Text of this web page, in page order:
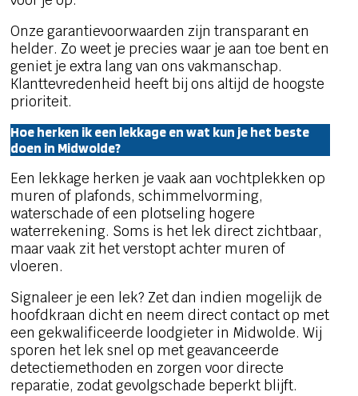
Onze garantievoorwaarden zijn transparant en
helder. Zo weet je precies waar je aan toe bent en
geniet je extra lang van ons vakmanschap.
Klanttevredenheid heeft bij ons altijd de hoogste
prioriteit.
Hoe herken ik een lekkage en wat kun je het beste
doen in Midwolde?
Een lekkage herken je vaak aan vochtplekken op
muren of plafonds, schimmelvorming,
waterschade of een plotseling hogere
waterrekening. Soms is het lek direct zichtbaar,
maar vaak zit het verstopt achter muren of
vloeren.
Signaleer je een lek? Zet dan indien mogelijk de
hoofdkraan dicht en neem direct contact op met
een gekwalificeerde loodgieter in Midwolde. Wij
sporen het lek snel op met geavanceerde
detectiemethoden en zorgen voor directe
reparatie, zodat gevolgschade beperkt blijft.